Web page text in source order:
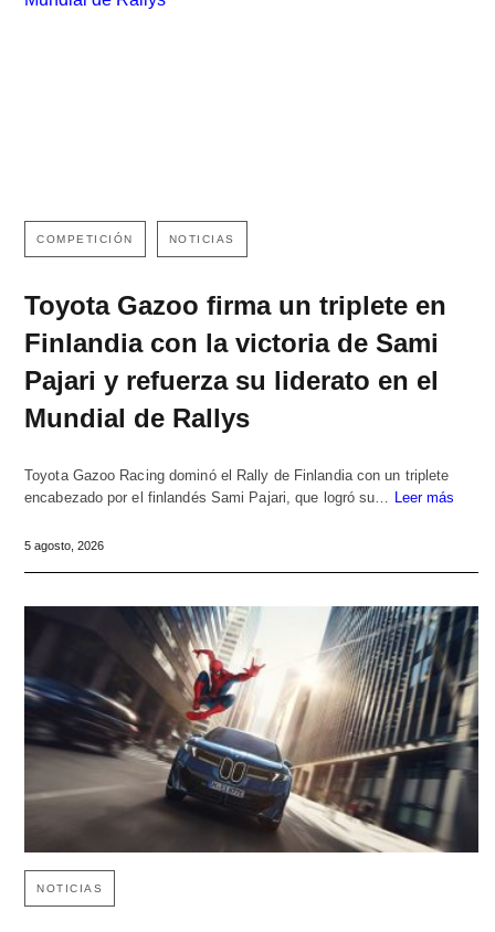
COMPETICIÓN NOTICIAS
Toyota Gazoo firma un triplete en
Finlandia con la victoria de Sami
Pajari y refuerza su liderato en el
Mundial de Rallys
Toyota Gazoo Racing dominó el Rally de Finlandia con un triplete
encabezado por el finlandés Sami Pajari, que logró su… Leer más
5 agosto, 2026
NOTICIAS